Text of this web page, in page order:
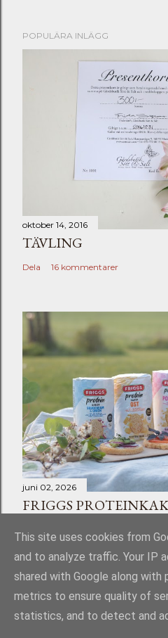
POPULÄRA INLÄGG
oktober 14, 2016
TÄVLING
Dela 16 kommentarer
juni 02, 2026
FRIGGS
This site uses cookies from
and to analyze traffic. Your IP
shared with Google along with
metrics to ensure quality of
statistics, and to detect and